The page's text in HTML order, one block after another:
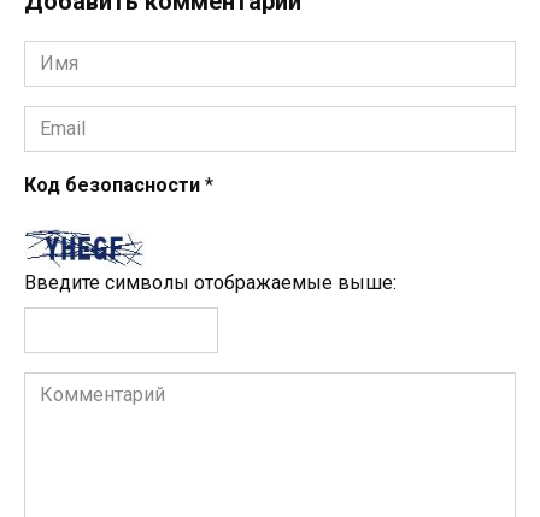
Имя
*
Email
*
Код безопасности *
Введите символы отображаемые выше:
Комментарий